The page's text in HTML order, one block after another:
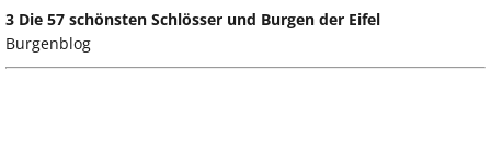
3 Die 57 schönsten Schlösser und Burgen der Eifel
Burgenblog